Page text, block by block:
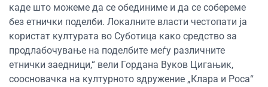
каде што можеме да се обединиме и да се собереме
без етнички поделби. Локалните власти честопати ја
користат културата во Суботица како средство за
продлабочување на поделбите меѓу различните
етнички заедници,“ вели Гордана Вуков Цигањик,
соосновачка на културното здружение „Клара и Роса“